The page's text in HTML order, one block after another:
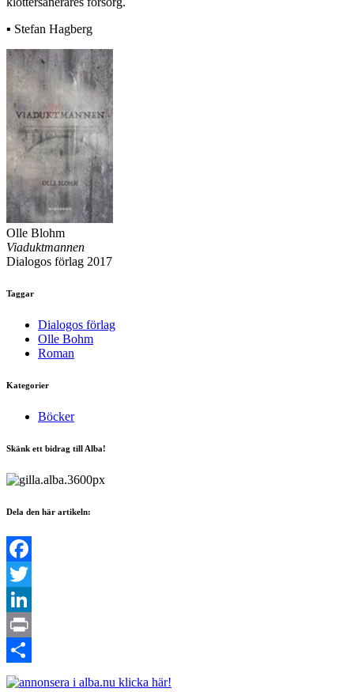
▪ Stefan Hagberg
Olle Blohm
Viaduktmannen
Dialogos förlag 2017
Taggar
Dialogos förlag
Olle Bohm
Roman
Kategorier
Böcker
Skänk ett bidrag till Alba!
Dela den här artikeln:
Facebook
Twitter
LinkedIn
Print
Dela